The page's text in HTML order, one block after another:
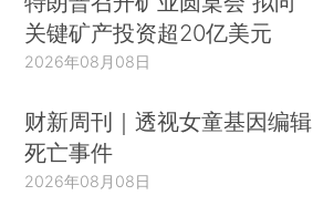
关键矿产投资超20亿美元
2026年08月08日
财新周刊｜透视女童基因编辑
死亡事件
2026年08月08日